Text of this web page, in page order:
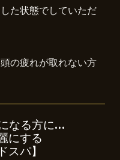
た状態でしていただ
の疲れが取れない方
なる方に…
にする
スパ】